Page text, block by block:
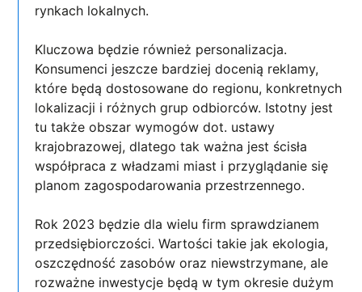
rynkach lokalnych.
Kluczowa będzie również personalizacja.
Konsumenci jeszcze bardziej docenią reklamy,
które będą dostosowane do regionu, konkretnych
lokalizacji i różnych grup odbiorców. Istotny jest
tu także obszar wymogów dot. ustawy
krajobrazowej, dlatego tak ważna jest ścisła
współpraca z władzami miast i przyglądanie się
planom zagospodarowania przestrzennego.
Rok 2023 będzie dla wielu firm sprawdzianem
przedsiębiorczości. Wartości takie jak ekologia,
oszczędność zasobów oraz niewstrzymane, ale
rozważne inwestycje będą w tym okresie dużym